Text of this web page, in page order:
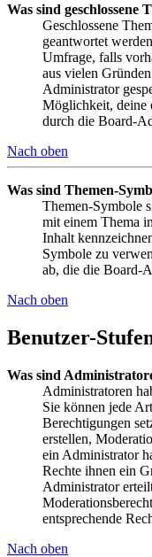
Was sind geschlossene
Geschlossene
geantwortet
Umfrage, falls
aus vielen
Administrator
Möglichkeit, deine
durch die Board-
Nach oben
Was sind Themen-
Themen-Symbole
mit einem Thema
Inhalt
Symbole zu
ab, die die Board-
Nach oben
Benutzer-
Was sind
Administratoren
Sie können jede
Berechtigungen
erstellen,
ein Administrator
Rechte ihnen ein
Administrator
entsprechende
Nach oben